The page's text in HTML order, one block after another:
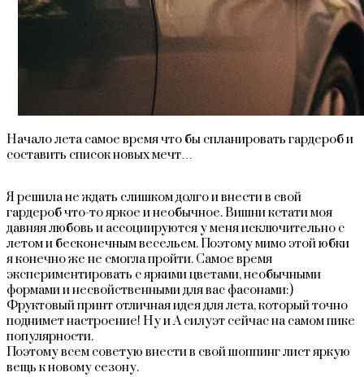
Начало лета самое время что бы спланировать гардероб и
составить список новых мечт…
Я решила не ждать слишком долго и внести в свой
гардероб что-то яркое и необычное. Вишни кстати моя
давняя любовь и ассоциируются у меня исключительно с
летом и бесконечным весельем. Поэтому мимо этой юбки
я конечно же не смогла пройти. Самое время
экспериментировать с яркими цветами, необычными
формами и несвойственными для вас фасонами:)
Фруктовый принт отличная идея для лета, который точно
поднимет настроение! Ну и А силуэт сейчас на самом пике
популярности.
Поэтому всем советую внести в свой шоппинг лист яркую
вещь к новому сезону.